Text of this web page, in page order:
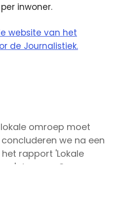
inwoner.
website van het
de Journalistiek.
omroep moet
we na een
rapport 'Lokale
doen we 8